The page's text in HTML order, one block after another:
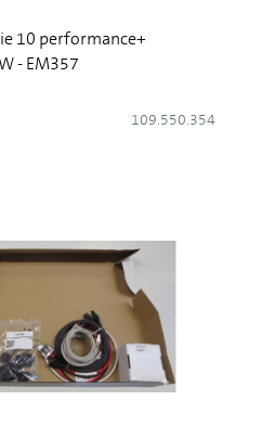
10 performance+
- EM357
109.550.354